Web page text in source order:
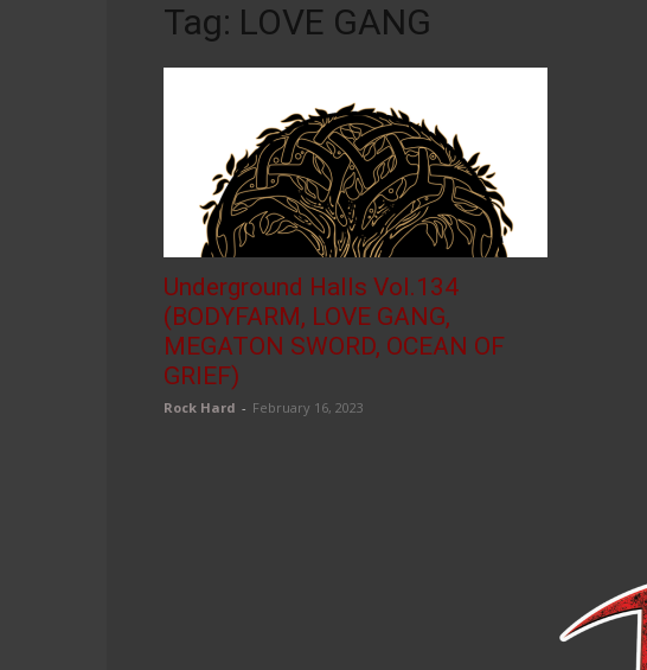
Tag: LOVE GANG
Underground Halls Vol.134
(BODYFARM, LOVE GANG,
MEGATON SWORD, OCEAN OF
GRIEF)
Rock Hard - February 16, 2023